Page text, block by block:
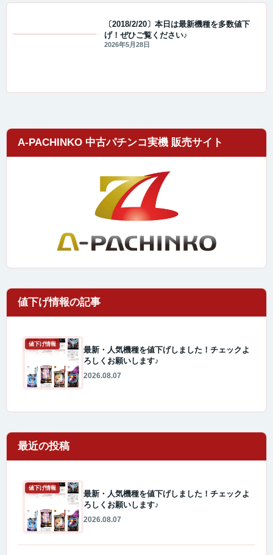
〔2018/2/20〕本日は最新機種を多数値下
げ！ぜひご覧ください♪
2026年5月28日
A-PACHINKO 中古パチンコ実機 販売サイト
値下げ情報
最新・人気機種を値下げしました！チェックよ
ろしくお願いします♪
2026.08.07
最近の投稿
値下げ情報
最新・人気機種を値下げしました！チェックよ
ろしくお願いします♪
2026.08.07